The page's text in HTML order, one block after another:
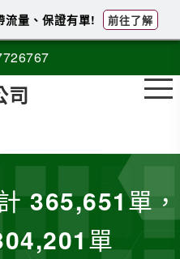
726767
司
365,651單，
單
流量、保證有單! 前往了解